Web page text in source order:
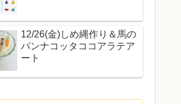
12/26(金)しめ縄作り＆馬の
パンナコッタココアラテア
ート